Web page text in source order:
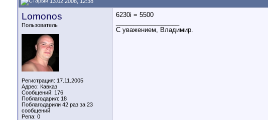
Lomonos
Пользователь
Регистрация: 17.11.2005
Адрес: Кавказ
Сообщений: 176
Поблагодарил: 18
Поблагодарили 42 раз за 23
сообщений
Репа: 0
6230i = 5500
С уважением, Владимир.